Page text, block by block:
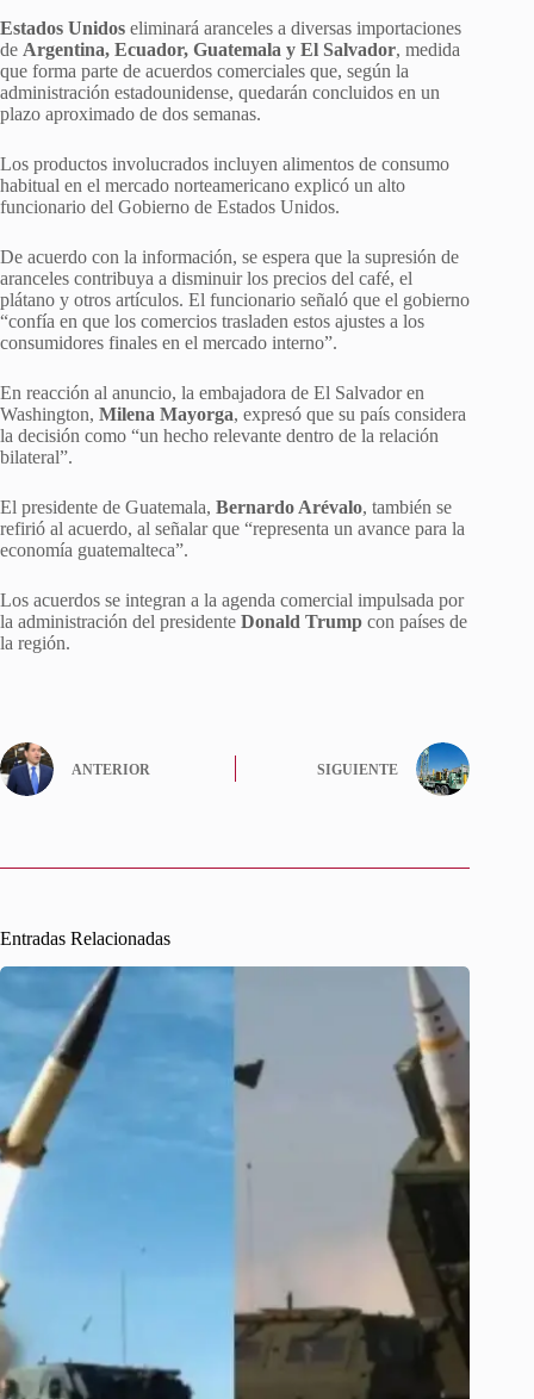
Estados Unidos eliminará aranceles a diversas importaciones
de Argentina, Ecuador, Guatemala y El Salvador, medida
que forma parte de acuerdos comerciales que, según la
administración estadounidense, quedarán concluidos en un
plazo aproximado de dos semanas.
Los productos involucrados incluyen alimentos de consumo
habitual en el mercado norteamericano explicó un alto
funcionario del Gobierno de Estados Unidos.
De acuerdo con la información, se espera que la supresión de
aranceles contribuya a disminuir los precios del café, el
plátano y otros artículos. El funcionario señaló que el gobierno
“confía en que los comercios trasladen estos ajustes a los
consumidores finales en el mercado interno”.
En reacción al anuncio, la embajadora de El Salvador en
Washington, Milena Mayorga, expresó que su país considera
la decisión como “un hecho relevante dentro de la relación
bilateral”.
El presidente de Guatemala, Bernardo Arévalo, también se
refirió al acuerdo, al señalar que “representa un avance para la
economía guatemalteca”.
Los acuerdos se integran a la agenda comercial impulsada por
la administración del presidente Donald Trump con países de
la región.
ANTERIOR SIGUIENTE
Entradas Relacionadas